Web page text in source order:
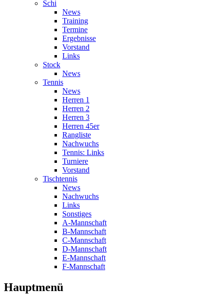
Schi
News
Training
Termine
Ergebnisse
Vorstand
Links
Stock
News
Tennis
News
Herren 1
Herren 2
Herren 3
Herren 45er
Rangliste
Nachwuchs
Tennis: Links
Turniere
Vorstand
Tischtennis
News
Nachwuchs
Links
Sonstiges
A-Mannschaft
B-Mannschaft
C-Mannschaft
D-Mannschaft
E-Mannschaft
F-Mannschaft
Hauptmenü